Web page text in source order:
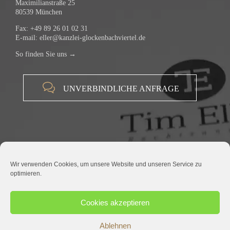
Wir verwenden Cookies, um unsere Website und unseren Service zu
optimieren.
Cookies akzeptieren
Ablehnen
Maximilianstraße 25
80539 München
Fax: +49 89 26 01 02 31
E-mail: eller@kanzlei-glockenbachviertel.de
So finden Sie uns →
 UNVERBINDLICHE ANFRAGE
© 2015 RECHTSANWALT TIM ELLER |IMPRESSUM